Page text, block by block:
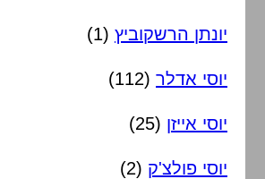
יונתן הרשקוביץ (1)
יוסי אדלר (112)
יוסי אייזן (25)
יוסי פולצ'ק (2)